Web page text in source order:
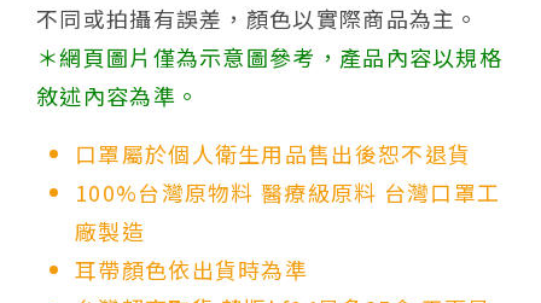
不同或拍攝有誤差，顏色以實際商品為主。
＊網頁圖片僅為示意圖參考，產品內容以規格
敘述內容為準。
口罩屬於個人衛生用品售出後恕不退貨
100%台灣原物料 醫療級原料 台灣口罩工
廠製造
耳帶顏色依出貨時為準